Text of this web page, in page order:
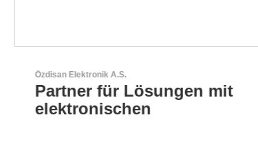
Özdisan Elektronik A.S.
Partner für Lösungen mit
elektronischen